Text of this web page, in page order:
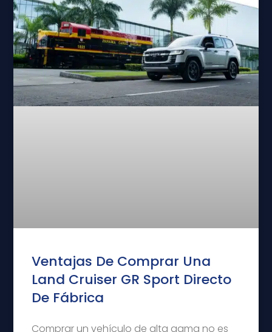
Ventajas De Comprar Una
Land Cruiser GR Sport Directo
De Fábrica
Comprar un vehículo de alta gama no es